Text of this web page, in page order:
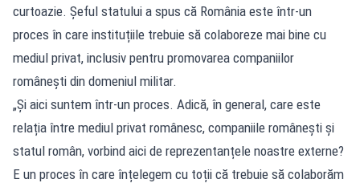
curtoazie. Șeful statului a spus că România este într-un
proces în care instituțiile trebuie să colaboreze mai bine cu
mediul privat, inclusiv pentru promovarea companiilor
românești din domeniul militar.
„Și aici suntem într-un proces. Adică, în general, care este
relația între mediul privat românesc, companiile românești și
statul român, vorbind aici de reprezentanțele noastre externe?
E un proces în care înțelegem cu toții că trebuie să colaborăm